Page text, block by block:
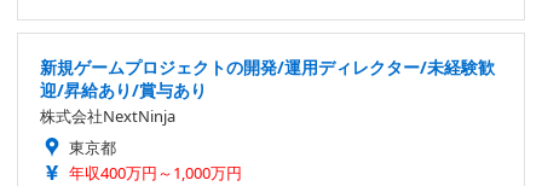
新規ゲームプロジェクトの開発/運用ディレクター/未経験歓
迎/昇給あり/賞与あり
株式会社NextNinja
東京都
年収400万円～1,000万円